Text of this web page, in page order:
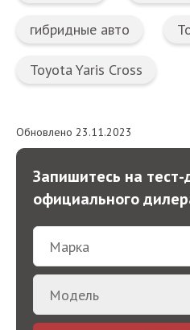
гибридные авто
Toyota Yaris Cross
Обновлено 23.11.2023
Запишитесь на тест-
официального